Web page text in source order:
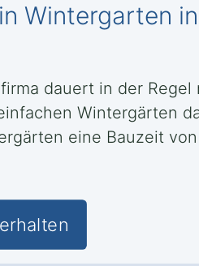
Wintergarten
dauert in der Regel
Wintergärten
eine Bauzeit